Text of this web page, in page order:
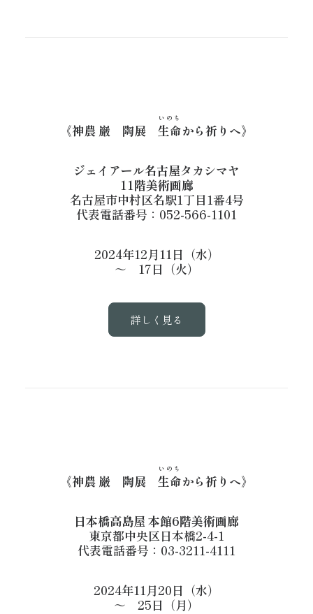
《神農 巌 陶展 生命
いのち
から祈りへ》
ジェイアール名古屋タカシマヤ
11階美術画廊
名古屋市中村区名駅1丁目1番4号
代表電話番号：052-566-1101
2024年12月11日（水）
～ 17日（火）
詳しく見る
《神農 巌 陶展 生命
いのち
から祈りへ》
日本橋高島屋 本館6階美術画廊
東京都中央区日本橋2-4-1
代表電話番号：03-3211-4111
2024年11月20日（水）
～ 25日（月）